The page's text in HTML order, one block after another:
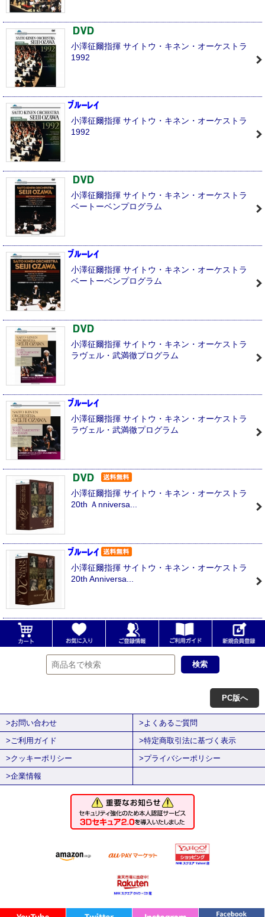
小澤征爾指揮 サイトウ・キネン・オーケストラ
1992
小澤征爾指揮 サイトウ・キネン・オーケストラ
1992
小澤征爾指揮 サイトウ・キネン・オーケストラ
ベートーベンプログラム
小澤征爾指揮 サイトウ・キネン・オーケストラ
ベートーベンプログラム
小澤征爾指揮 サイトウ・キネン・オーケストラ
ラヴェル・武満徹プログラム
小澤征爾指揮 サイトウ・キネン・オーケストラ
ラヴェル・武満徹プログラム
小澤征爾指揮 サイトウ・キネン・オーケストラ
20th Ａnniversa...
小澤征爾指揮 サイトウ・キネン・オーケストラ
20th Anniversa...
PC版へ
>お問い合わせ
>よくあるご質問
>ご利用ガイド
>特定商取引法に基づく表示
>クッキーポリシー
>プライバシーポリシー
>企業情報